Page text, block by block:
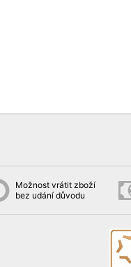
Možnost vrátit zboží
bez udání důvodu